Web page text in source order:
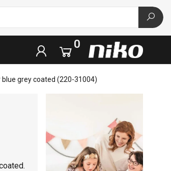
0
grey coated (220-31004)